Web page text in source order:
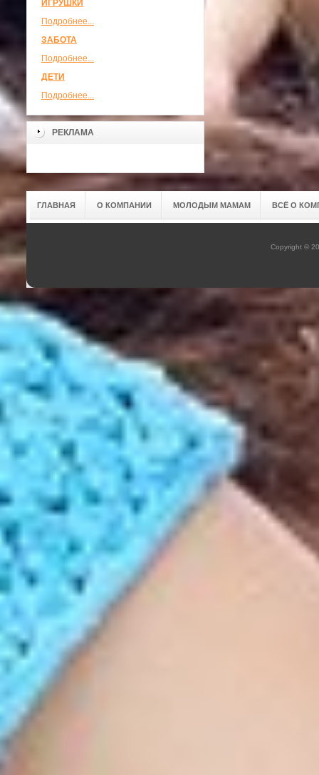
ИГРУШКИ
Подробнее...
ЗАБОТА
Подробнее...
ДЕТИ
Подробнее...
РЕКЛАМА
ГЛАВНАЯ О КОМПАНИИ МОЛОДЫМ МАМАМ ВСЁ О
Copyright ©